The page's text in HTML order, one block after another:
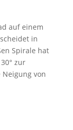
auf einem
in
Spirale hat
zur
von